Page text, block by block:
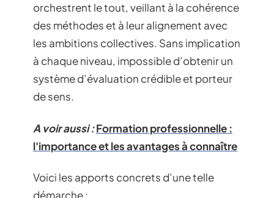
orchestrent le tout, veillant à la cohérence
des méthodes et à leur alignement avec
les ambitions collectives. Sans implication
à chaque niveau, impossible d’obtenir un
système d’évaluation crédible et porteur
de sens.
A voir aussi :Formation professionnelle :
l'importance et les avantages à connaître
Voici les apports concrets d’une telle
démarche :